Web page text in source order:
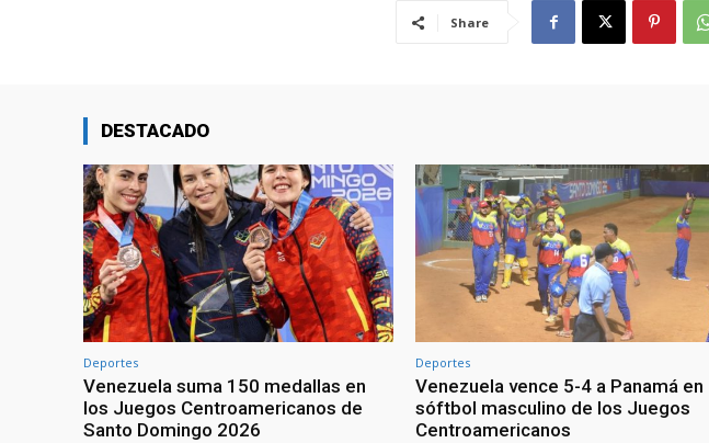
Share
DESTACADO
Deportes
Venezuela suma 150 medallas en
los Juegos Centroamericanos de
Santo Domingo 2026
Deportes
Venezuela vence 5-4 a Panamá en
sóftbol masculino de los Juegos
Centroamericanos